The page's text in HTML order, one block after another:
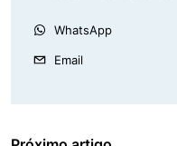
WhatsApp
Email